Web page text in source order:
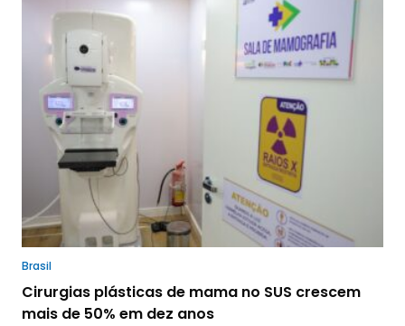
Brasil
Cirurgias plásticas de mama no SUS crescem
mais de 50% em dez anos